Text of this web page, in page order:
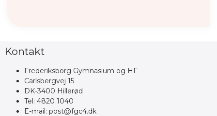
Kontakt
Frederiksborg Gymnasium og HF
Carlsbergvej 15
DK-3400 Hillerød
Tel: 4820 1040
E-mail: post@fgc4.dk